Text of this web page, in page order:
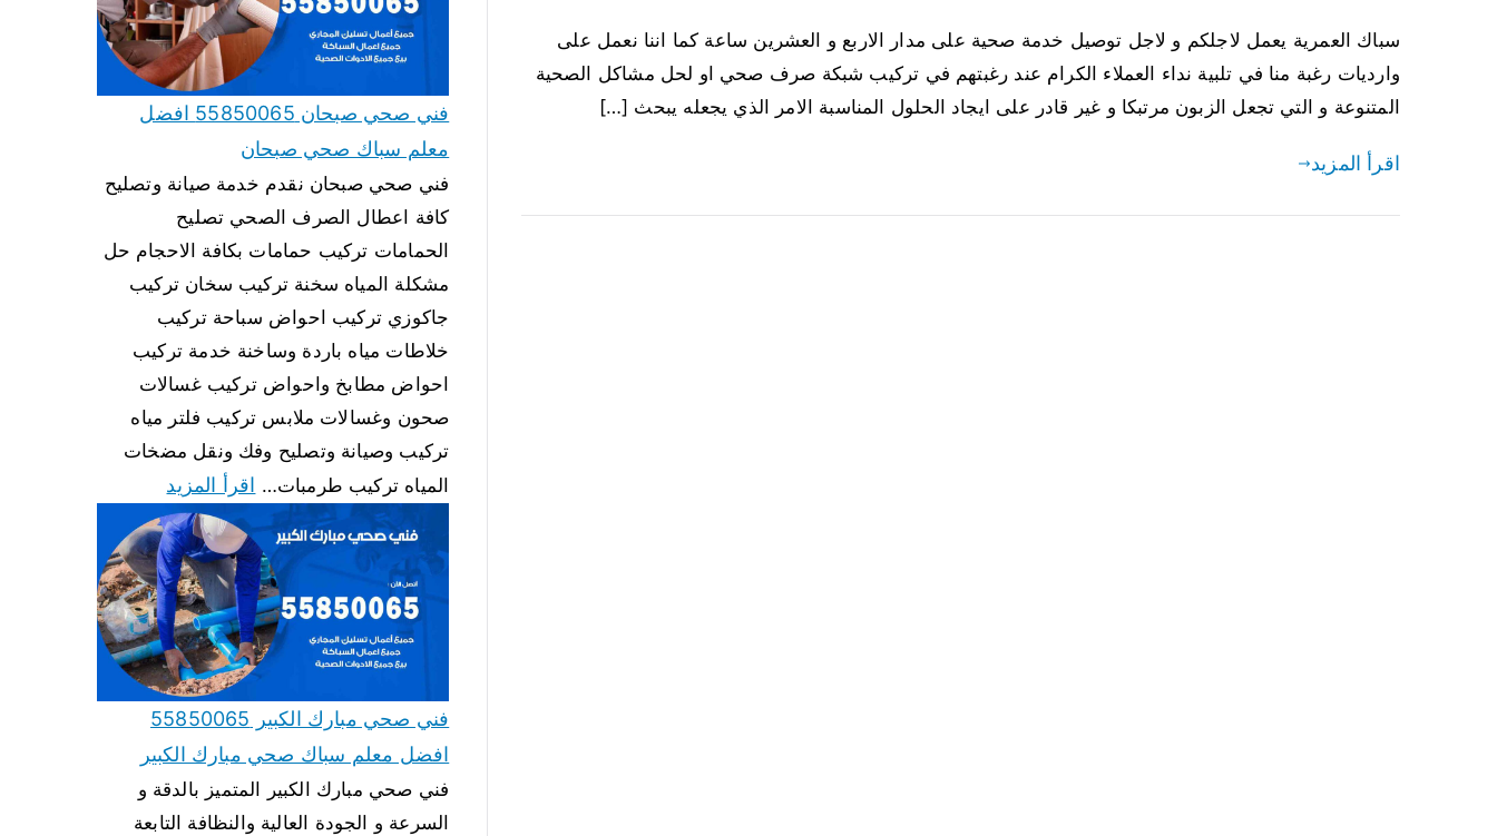
سباك العمرية يعمل لاجلكم و لاجل توصيل خدمة صحية على مدار الاربع و العشرين ساعة كما اننا نعمل على
وارديات رغبة منا في تلبية نداء العملاء الكرام عند رغبتهم في تركيب شبكة صرف صحي او لحل مشاكل الصحية
المتنوعة و التي تجعل الزبون مرتبكا و غير قادر على ايجاد الحلول المناسبة الامر الذي يجعله يبحث […]
اقرأ المزيد
فني صحي صبحان 55850065 افضل
معلم سباك صحي صبحان
فني صحي صبحان نقدم خدمة صيانة وتصليح
كافة اعطال الصرف الصحي تصليح
الحمامات تركيب حمامات بكافة الاحجام حل
مشكلة المياه سخنة تركيب سخان تركيب
جاكوزي تركيب احواض سباحة تركيب
خلاطات مياه باردة وساخنة خدمة تركيب
احواض مطابخ واحواض تركيب غسالات
صحون وغسالات ملابس تركيب فلتر مياه
تركيب وصيانة وتصليح وفك ونقل مضخات
المياه تركيب طرمبات… اقرأ المزيد
فني صحي مبارك الكبير 55850065
افضل معلم سباك صحي مبارك الكبير
فني صحي مبارك الكبير المتميز بالدقة و
السرعة و الجودة العالية والنظافة التابعة